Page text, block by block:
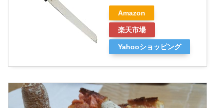
Amazon
楽天市場
Yahooショッピング